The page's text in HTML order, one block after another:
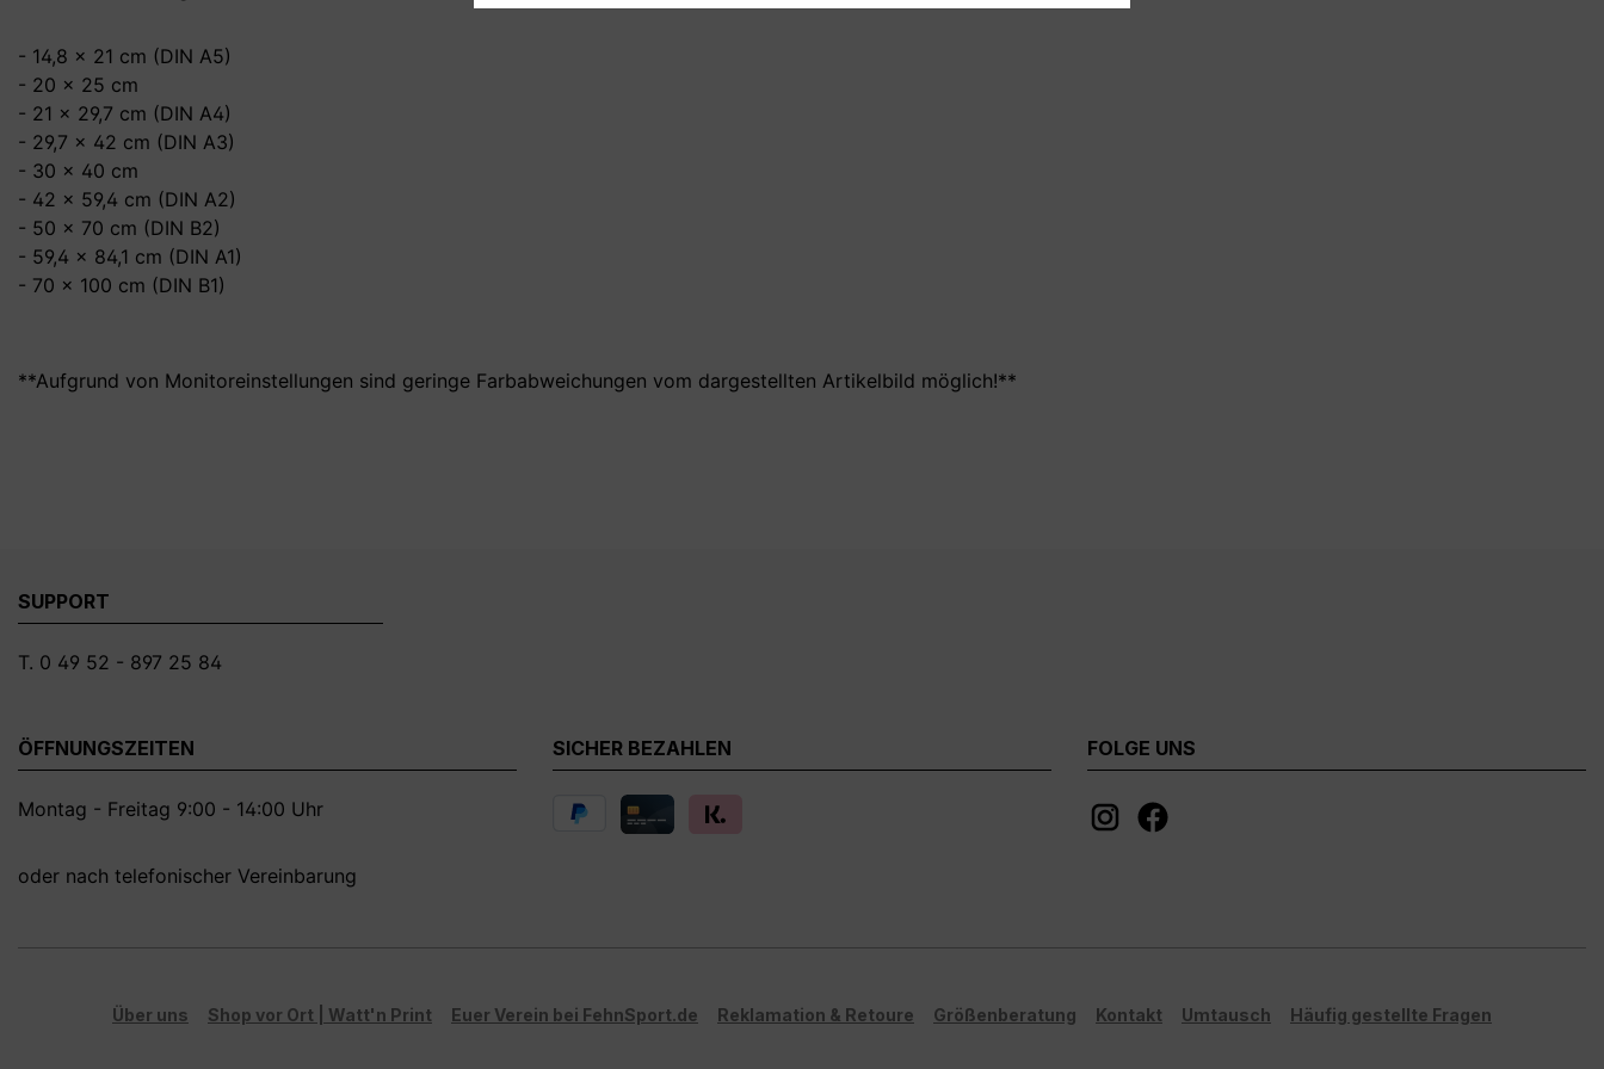
- 14,8 x 21 cm (DIN A5)
- 20 x 25 cm
- 21 x 29,7 cm (DIN A4)
- 29,7 x 42 cm (DIN A3)
- 30 x 40 cm
- 42 x 59,4 cm (DIN A2)
- 50 x 70 cm (DIN B2)
- 59,4 x 84,1 cm (DIN A1)
- 70 x 100 cm (DIN B1)
**Aufgrund von Monitoreinstellungen sind geringe Farbabweichungen vom dargestellten Artikelbild möglich!**
SUPPORT
T. 0 49 52 - 897 25 84
ÖFFNUNGSZEITEN
Montag - Freitag 9:00 - 14:00 Uhr
oder nach telefonischer Vereinbarung
SICHER BEZAHLEN FOLGE UNS
Über uns Shop vor Ort | Watt'n Print Euer Verein bei FehnSport.de Reklamation & Retoure Größenberatung Kontakt Umtausch Häufig gestellte Fragen